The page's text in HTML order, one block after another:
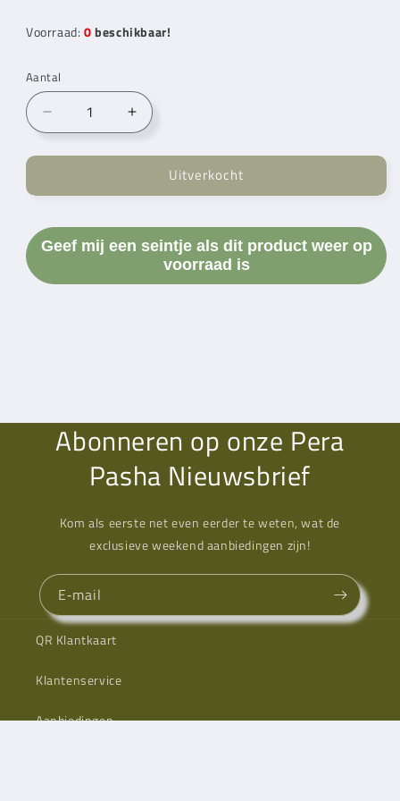
Voorraad: 0 beschikbaar!
Aantal
Aantal
verlagen
voor
Draaddoorstekers
stuks)
Aantal
verhogen
voor
Draaddoorstekers
stuks)
Uitverkocht
Geef mij een seintje als dit product weer op
voorraad is
Abonneren op onze Pera
Pasha Nieuwsbrief
Kom als eerste net even eerder te weten, wat de
exclusieve weekend aanbiedingen zijn!
E‑mail
QR Klantkaart
Klantenservice
Aanbiedingen